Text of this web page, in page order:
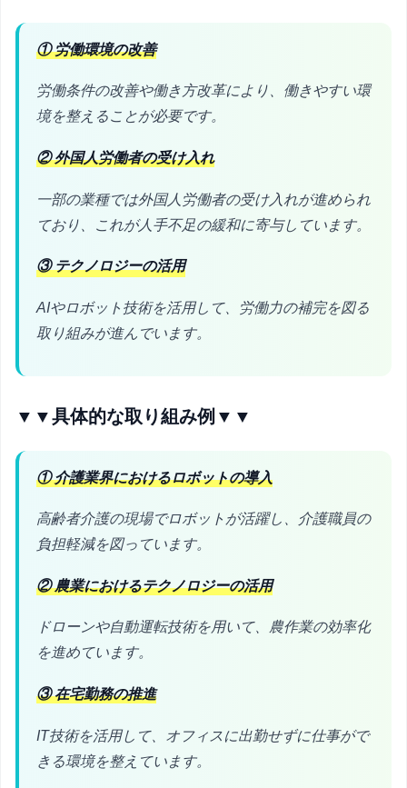
① 労働環境の改善
労働条件の改善や働き方改革により、働きやすい環
境を整えることが必要です。
② 外国人労働者の受け入れ
一部の業種では外国人労働者の受け入れが進められ
ており、これが人手不足の緩和に寄与しています。
③ テクノロジーの活用
AIやロボット技術を活用して、労働力の補完を図る
取り組みが進んでいます。
▼▼具体的な取り組み例▼▼
① 介護業界におけるロボットの導入
高齢者介護の現場でロボットが活躍し、介護職員の
負担軽減を図っています。
② 農業におけるテクノロジーの活用
ドローンや自動運転技術を用いて、農作業の効率化
を進めています。
③ 在宅勤務の推進
IT技術を活用して、オフィスに出勤せずに仕事がで
きる環境を整えています。